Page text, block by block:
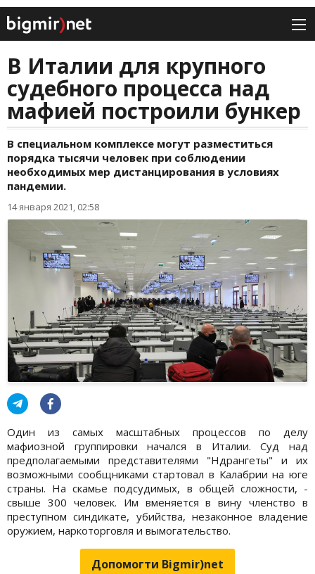
В Италии для крупного
судебного процесса над
мафией построили бункер
В специальном комплексе могут разместиться
порядка тысячи человек при соблюдении
необходимых мер дистанцирования в условиях
пандемии.
14 января 2021, 02:58
Один из самых масштабных процессов по делу
мафиозной группировки начался в Италии. Суд над
предполагаемыми представителями "Ндрангеты" и их
возможными сообщниками стартовал в Калабрии на юге
страны. На скамье подсудимых, в общей сложности, -
свыше 300 человек. Им вменяется в вину членство в
преступном синдикате, убийства, незаконное владение
оружием, наркоторговля и вымогательство.
Допомогти Bigmir)net